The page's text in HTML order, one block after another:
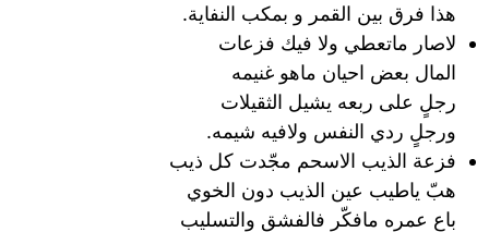
هذا فرق بين القمر و بمكب النفاية.
لاصار ماتعطي ولا فيك فزعات
المال بعض احيان ماهو غنيمه
رجلٍ على ربعه يشيل الثقيلات
ورجلٍ ردي النفس ولافيه شيمه.
فزعة الذيب الاسحم مجّدت كل ذيب
هبّ ياطيب عين الذيب دون الخوي
باع عمره مافكّر فالفشق والتسليب